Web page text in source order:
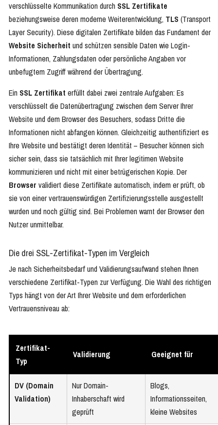
verschlüsselte Kommunikation durch SSL Zertifikate
beziehungsweise deren moderne Weiterentwicklung, TLS (Transport
Layer Security). Diese digitalen Zertifikate bilden das Fundament der
Website Sicherheit und schützen sensible Daten wie Login-
Informationen, Zahlungsdaten oder persönliche Angaben vor
unbefugtem Zugriff während der Übertragung.
Ein SSL Zertifikat erfüllt dabei zwei zentrale Aufgaben: Es
verschlüsselt die Datenübertragung zwischen dem Server Ihrer
Website und dem Browser des Besuchers, sodass Dritte die
Informationen nicht abfangen können. Gleichzeitig authentifiziert es
Ihre Website und bestätigt deren Identität – Besucher können sich
sicher sein, dass sie tatsächlich mit Ihrer legitimen Website
kommunizieren und nicht mit einer betrügerischen Kopie. Der
Browser validiert diese Zertifikate automatisch, indem er prüft, ob
sie von einer vertrauenswürdigen Zertifizierungsstelle ausgestellt
wurden und noch gültig sind. Bei Problemen warnt der Browser den
Nutzer unmittelbar.
Die drei SSL-Zertifikat-Typen im Vergleich
Je nach Sicherheitsbedarf und Validierungsaufwand stehen Ihnen
verschiedene Zertifikat-Typen zur Verfügung. Die Wahl des richtigen
Typs hängt von der Art Ihrer Website und dem erforderlichen
Vertrauensniveau ab:
Zertifikat-
Typ
Validierung Geeignet für
DV (Domain
Validation)
Nur Domain-
Inhaberschaft wird
geprüft
Blogs,
Informationsseiten,
kleine Websites